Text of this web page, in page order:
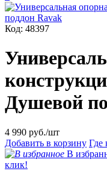
Код: 48397
Душевой
4 990 руб./шт
Добавить в корзину Где
В
клик!